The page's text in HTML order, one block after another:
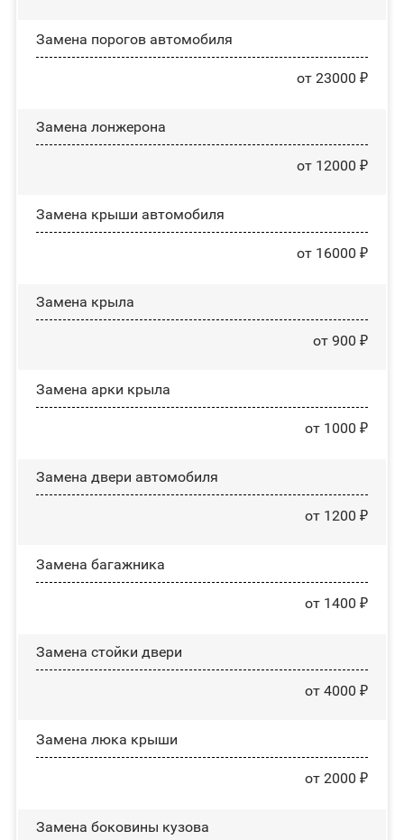
Замена порогов автомобиля
от 23000 ₽
Замена лонжерона
от 12000 ₽
Замена крыши автомобиля
от 16000 ₽
Замена крыла
от 900 ₽
Замена арки крыла
от 1000 ₽
Замена двери автомобиля
от 1200 ₽
Замена багажника
от 1400 ₽
Зaмeнa cтoйĸи двepи
от 4000 ₽
Зaмeнa люĸa ĸpыши
от 2000 ₽
Замена боковины кузова